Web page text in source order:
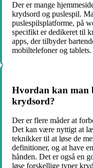
Der er mange
krydsord og puslespil.
puslespilsplatforme, på
specifikt er dedikeret til
apps, der tilbyder
mobiltelefoner og tablets.
Hvordan kan man
krydsord?
Der er flere måder at
Det kan være nyttigt at
teknikker til at løse de
definitioner, og at have
hånden. Det er også en
løse forskellige typer